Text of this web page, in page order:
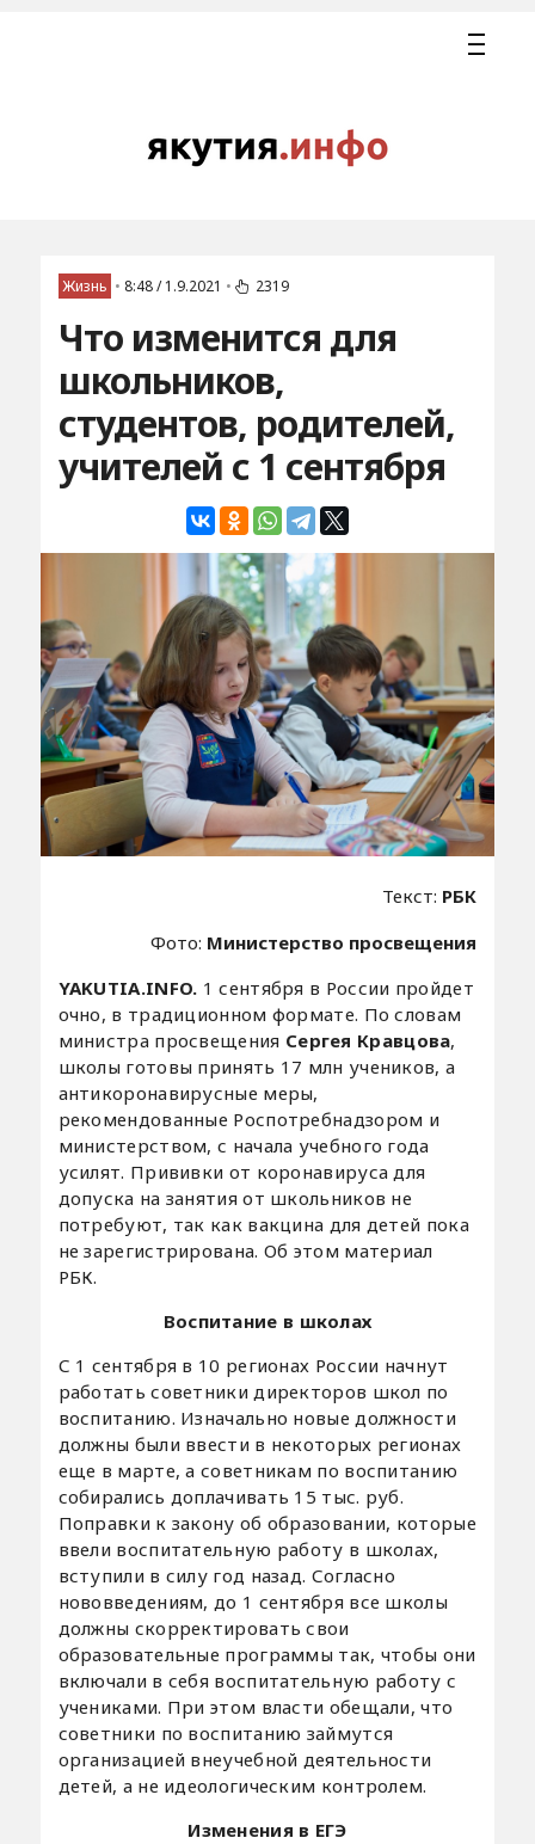
Жизнь • 8:48 / 1.9.2021 • 2319
Что изменится для
школьников,
студентов, родителей,
учителей с 1 сентября
Текст: РБК
Фото: Министерство просвещения
YAKUTIA.INFO. 1 сентября в России пройдет
очно, в традиционном формате. По словам
министра просвещения Сергея Кравцова,
школы готовы принять 17 млн учеников, а
антикоронавирусные меры,
рекомендованные Роспотребнадзором и
министерством, с начала учебного года
усилят. Прививки от коронавируса для
допуска на занятия от школьников не
потребуют, так как вакцина для детей пока
не зарегистрирована. Об этом материал
РБК.
Воспитание в школах
С 1 сентября в 10 регионах России начнут
работать советники директоров школ по
воспитанию. Изначально новые должности
должны были ввести в некоторых регионах
еще в марте, а советникам по воспитанию
собирались доплачивать 15 тыс. руб.
Поправки к закону об образовании, которые
ввели воспитательную работу в школах,
вступили в силу год назад. Согласно
нововведениям, до 1 сентября все школы
должны скорректировать свои
образовательные программы так, чтобы они
включали в себя воспитательную работу с
учениками. При этом власти обещали, что
советники по воспитанию займутся
организацией внеучебной деятельности
детей, а не идеологическим контролем.
Изменения в ЕГЭ